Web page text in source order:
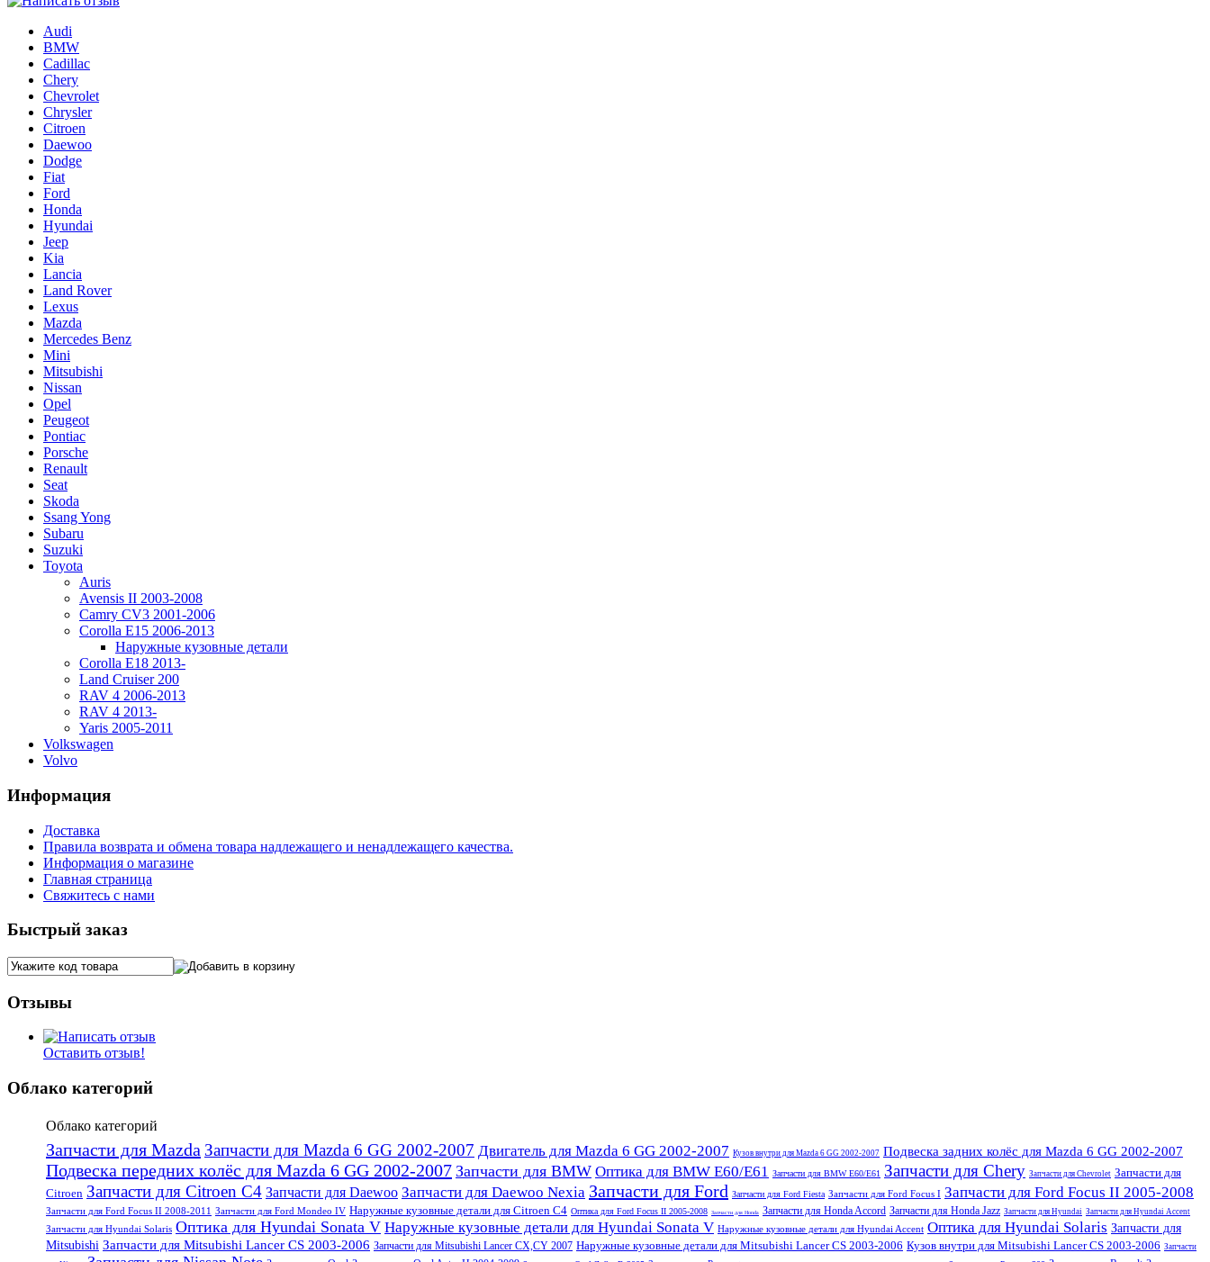
Audi
BMW
Cadillac
Chery
Chevrolet
Chrysler
Citroen
Daewoo
Dodge
Fiat
Ford
Honda
Hyundai
Jeep
Kia
Lancia
Land Rover
Lexus
Mazda
Mercedes Benz
Mini
Mitsubishi
Nissan
Opel
Peugeot
Pontiac
Porsche
Renault
Seat
Skoda
Ssang Yong
Subaru
Suzuki
Toyota
Auris
Avensis II 2003-2008
Camry CV3 2001-2006
Corolla E15 2006-2013
Наружные кузовные детали
Corolla E18 2013-
Land Cruiser 200
RAV 4 2006-2013
RAV 4 2013-
Yaris 2005-2011
Volkswagen
Volvo
Информация
Доставка
Правила возврата и обмена товара надлежащего и ненадлежащего качества.
Информация о магазине
Главная страница
Свяжитесь с нами
Быстрый заказ
Отзывы
Оставить отзыв!
Облако категорий
Облако категорий
Запчасти для Mazda Запчасти для Mazda 6 GG 2002-2007 Двигатель для Mazda 6 GG 2002-2007 Кузов внутри для Mazda 6 GG 2002-2007 Подвеска задних колёс для Mazda 6 GG 2002-2007
Подвеска передних колёс для Mazda 6 GG 2002-2007 Запчасти для BMW Оптика для BMW E60/E61 Запчасти для BMW E60/E61 Запчасти для Chery Запчасти для Chevrolet Запчасти для
Citroen Запчасти для Citroen C4 Запчасти для Daewoo Запчасти для Daewoo Nexia Запчасти для Ford Запчасти для Ford Fiesta Запчасти для Ford Focus I Запчасти для Ford Focus II 2005-2008
Запчасти для Ford Focus II 2008-2011 Запчасти для Ford Mondeo IV Наружные кузовные детали для Citroen C4 Оптика для Ford Focus II 2005-2008 Запчасти для Honda Запчасти для Honda Accord Запчасти для Honda Jazz Запчасти для Hyundai Запчасти для Hyundai Accent
Запчасти для Hyundai Solaris Оптика для Hyundai Sonata V Наружные кузовные детали для Hyundai Sonata V Наружные кузовные детали для Hyundai Accent Оптика для Hyundai Solaris Запчасти для
Mitsubishi Запчасти для Mitsubishi Lancer CS 2003-2006 Запчасти для Mitsubishi Lancer CX,CY 2007 Наружные кузовные детали для Mitsubishi Lancer CS 2003-2006 Кузов внутри для Mitsubishi Lancer CS 2003-2006 Запчасти